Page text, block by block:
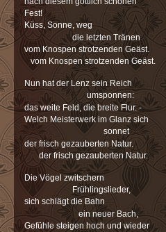
Fest!
Küss, Sonne, weg
die letzten Tränen
vom Knospen strotzenden Geäst.
vom Knospen strotzenden Geäst.
Nun hat der Lenz sein Reich
umsponnen:
das weite Feld, die breite Flur. -
Welch Meisterwerk im Glanz sich
sonnet
der frisch gezauberten Natur.
der frisch gezauberten Natur.
Die Vögel zwitschern
Frühlingslieder,
sich schlägt die Bahn
ein neuer Bach,
Gefühle steigen hoch und wieder